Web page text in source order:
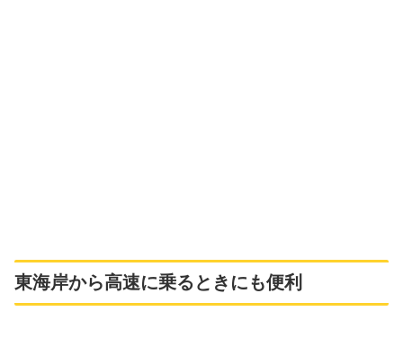
東海岸から高速に乗るときにも便利